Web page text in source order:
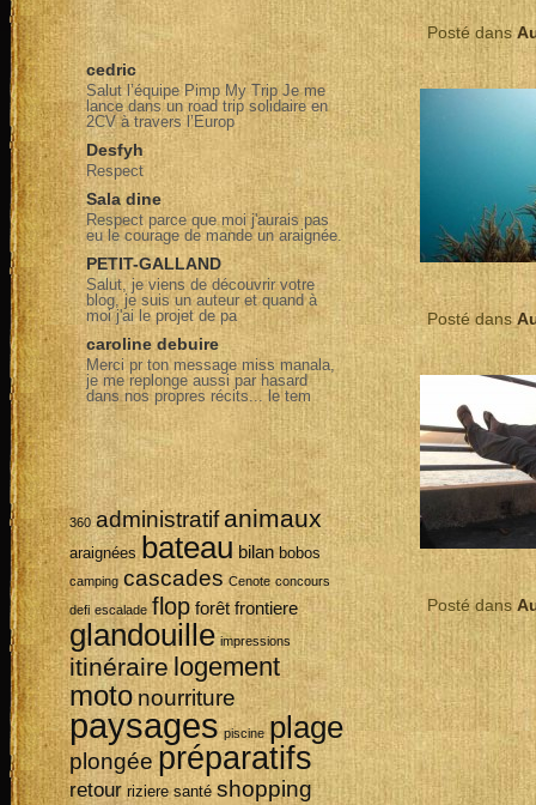
Posté dans
Posté dans
Posté dans
cedric
Salut l’équipe Pimp My Trip Je me
lance dans un road trip solidaire en
2CV à travers l’Europ
Desfyh
Respect
Sala dine
Respect parce que moi j'aurais pas
eu le courage de mande un araignée.
PETIT-GALLAND
Salut, je viens de découvrir votre
blog, je suis un auteur et quand à
moi j'ai le projet de pa
caroline debuire
Merci pr ton message miss manala,
je me replonge aussi par hasard
dans nos propres récits... le tem
360 administratifanimaux
araignées bateau bilan bobos
camping cascades Cenote concours
defi escalade flop forêt frontiere
glandouille impressions
itinéraire logement
moto nourriture
paysages piscine plage
plongée préparatifs
retour riziere santé shopping